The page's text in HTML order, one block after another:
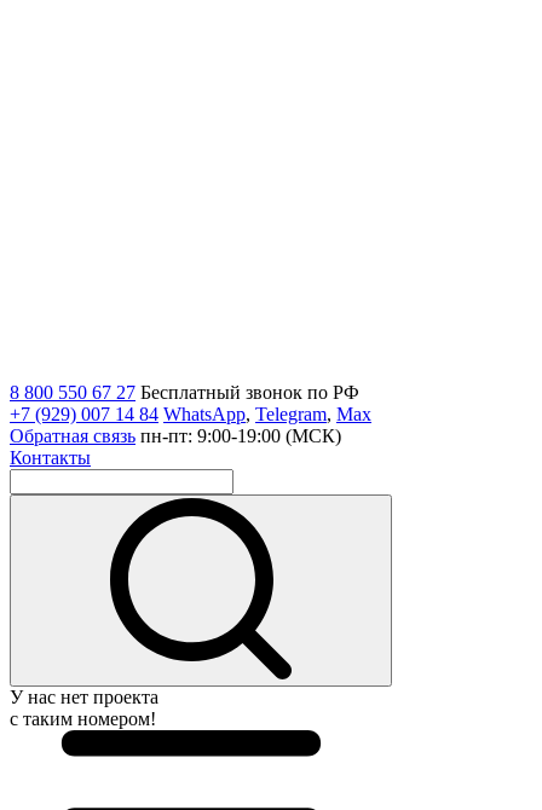
8 800 550 67 27 Бесплатный звонок по РФ
+7 (929) 007 14 84 WhatsApp, Telegram, Max
Обратная связь пн-пт: 9:00-19:00 (МСК)
Контакты
У нас нет проекта
с таким номером!